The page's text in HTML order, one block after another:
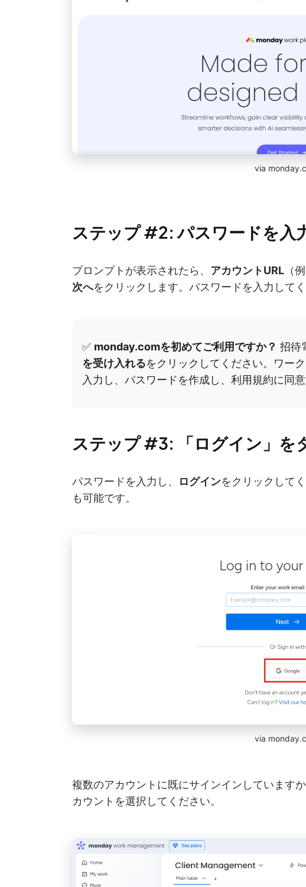
via
ステップ #2: パスワードを入
プロンプトが表示されたら、 アカウントURL （
次へをクリックします。パスワードを入力してく
✅ monday.comを初めてご利用ですか？ 招待
を受け入れるをクリックしてください。ワー
入力し、パスワードを作成し、利用規約に同
ステップ #3: 「ログイン」を
パスワードを入力し、 ログインをクリックして
も可能です。
via
複数のアカウントに既にサインインしています
カウントを選択してください。